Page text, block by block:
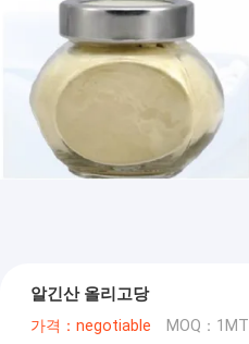
알긴산 올리고당
가격：negotiable MOQ：1MT